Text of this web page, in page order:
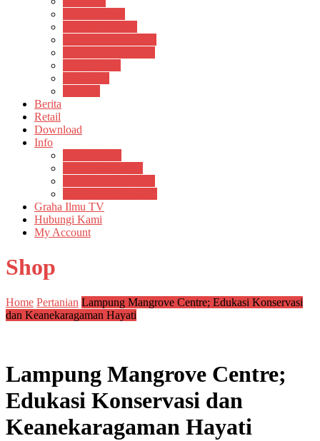
Berita
Retail
Download
Info
Graha Ilmu TV
Hubungi Kami
My Account
Shop
Home Pertanian Lampung Mangrove Centre; Edukasi Konservasi
dan Keanekaragaman Hayati
Lampung Mangrove Centre;
Edukasi Konservasi dan
Keanekaragaman Hayati